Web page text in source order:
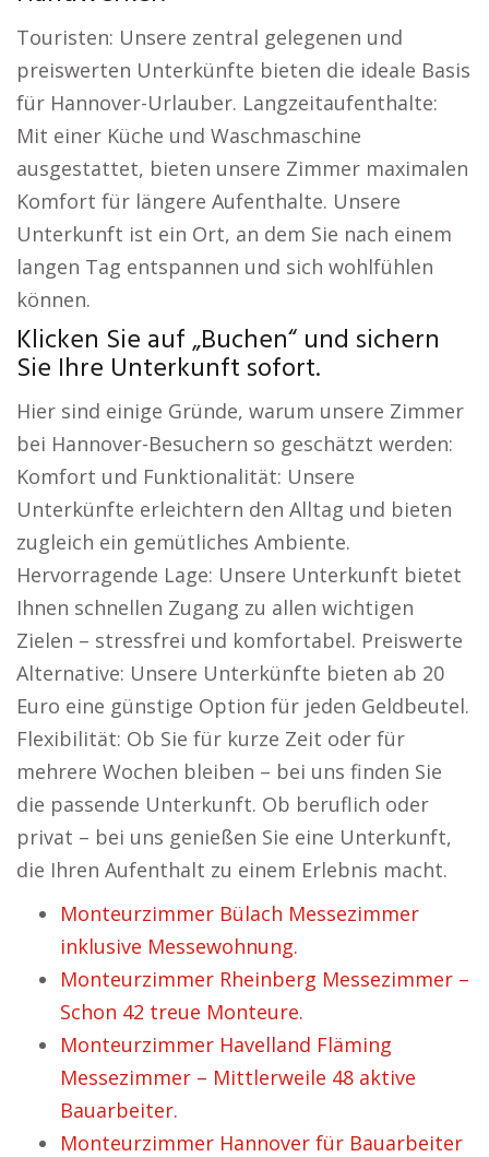
Touristen: Unsere zentral gelegenen und
preiswerten Unterkünfte bieten die ideale Basis
für Hannover-Urlauber. Langzeitaufenthalte:
Mit einer Küche und Waschmaschine
ausgestattet, bieten unsere Zimmer maximalen
Komfort für längere Aufenthalte. Unsere
Unterkunft ist ein Ort, an dem Sie nach einem
langen Tag entspannen und sich wohlfühlen
können.
Klicken Sie auf „Buchen“ und sichern
Sie Ihre Unterkunft sofort.
Hier sind einige Gründe, warum unsere Zimmer
bei Hannover-Besuchern so geschätzt werden:
Komfort und Funktionalität: Unsere
Unterkünfte erleichtern den Alltag und bieten
zugleich ein gemütliches Ambiente.
Hervorragende Lage: Unsere Unterkunft bietet
Ihnen schnellen Zugang zu allen wichtigen
Zielen – stressfrei und komfortabel. Preiswerte
Alternative: Unsere Unterkünfte bieten ab 20
Euro eine günstige Option für jeden Geldbeutel.
Flexibilität: Ob Sie für kurze Zeit oder für
mehrere Wochen bleiben – bei uns finden Sie
die passende Unterkunft. Ob beruflich oder
privat – bei uns genießen Sie eine Unterkunft,
die Ihren Aufenthalt zu einem Erlebnis macht.
Monteurzimmer Bülach Messezimmer
inklusive Messewohnung.
Monteurzimmer Rheinberg Messezimmer –
Schon 42 treue Monteure.
Monteurzimmer Havelland Fläming
Messezimmer – Mittlerweile 48 aktive
Bauarbeiter.
Monteurzimmer Hannover für Bauarbeiter